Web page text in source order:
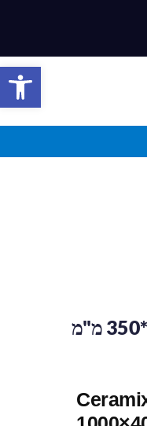
פתח
מסלעת קרמיקס בראנץ במידות 1000*400*350 מ"מ